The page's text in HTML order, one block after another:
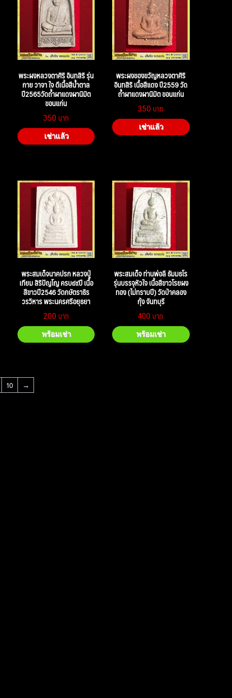
พระผงหลวงตาศิริ อินทสิริ รุ่น
กาย วาจา ใจ ดีเนื้อสีน้ำตาล
ปี2565วัดถ้ำผาแดงผานิมิต
ขอนแก่น
350
เช่าแล้ว
พระผงของขวัญหลวงตาศิริ
อินทสิริ เนื้อสีแดง ปี2559 วัด
ถ้ำผาแดงผานิมิต ขอนแก่น
350
เช่าแล้ว
พระสมเด็จนาคปรก หลวงปู่
เทียม สิริปัญโญ ครบ๙๙ปี เนื้อ
สีขาวปี2546 วัดกษัตราธิร
วรวิหาร พระนครศรีอยุธยา
200
พร้อมเช่า
พระสมเด็จ ท่านพ่อลี ธัมมธโร
รุ่นบรรจุหัวใจ เนื้อสีขาวโรยผง
ทอง (ไม่ทราบปี) วัดป่าคลอง
กุ้ง จันทบุรี
400
พร้อมเช่า
10 →